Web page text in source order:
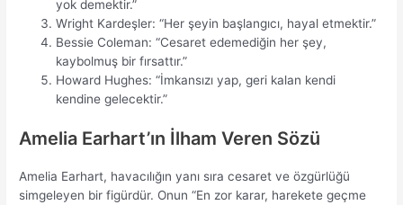
yok demektir.”
Wright Kardeşler: “Her şeyin başlangıcı, hayal etmektir.”
Bessie Coleman: “Cesaret edemediğin her şey,
kaybolmuş bir fırsattır.”
Howard Hughes: “İmkansızı yap, geri kalan kendi
kendine gelecektir.”
Amelia Earhart’ın İlham Veren Sözü
Amelia Earhart, havacılığın yanı sıra cesaret ve özgürlüğü
simgeleyen bir figürdür. Onun “En zor karar, harekete geçme